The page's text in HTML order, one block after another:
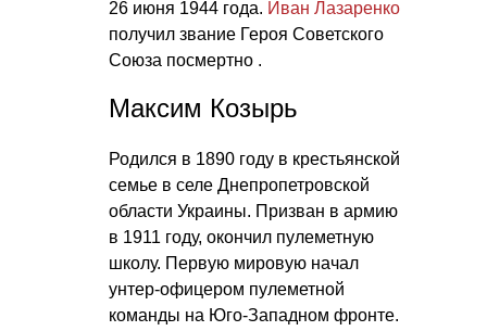
26 июня 1944 года. Иван Лазаренко
получил звание Героя Советского
Союза посмертно .
Максим Козырь
Родился в 1890 году в крестьянской
семье в селе Днепропетровской
области Украины. Призван в армию
в 1911 году, окончил пулеметную
школу. Первую мировую начал
унтер-офицером пулеметной
команды на Юго-Западном фронте.